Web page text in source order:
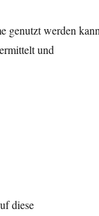
genutzt werden
und
diese